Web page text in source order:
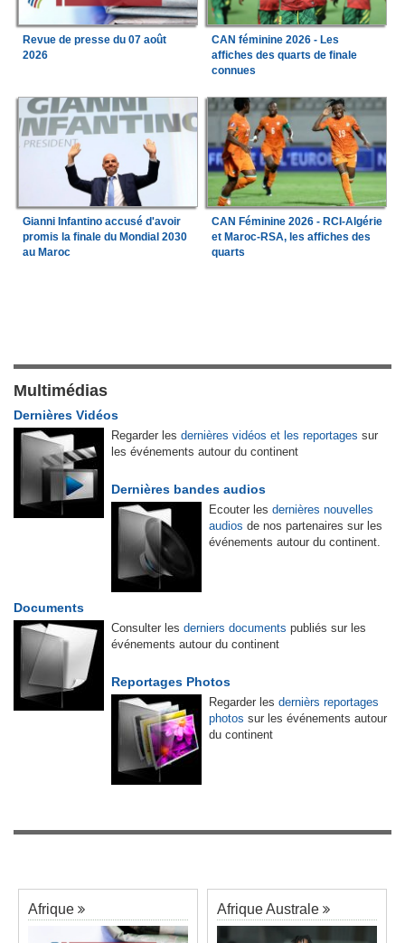
Revue de presse du 07 août
2026
CAN féminine 2026 - Les
affiches des quarts de finale
connues
Gianni Infantino accusé d'avoir
promis la finale du Mondial 2030
au Maroc
CAN Féminine 2026 - RCI-Algérie
et Maroc-RSA, les affiches des
quarts
Multimédias
Dernières Vidéos
Regarder les dernières vidéos et les reportages sur
les événements autour du continent
Dernières bandes audios
Ecouter les dernières nouvelles
audios de nos partenaires sur les
événements autour du continent.
Documents
Consulter les derniers documents publiés sur les
événements autour du continent
Reportages Photos
Regarder les dernièrs reportages
photos sur les événements autour
du continent
Afrique Afrique Australe